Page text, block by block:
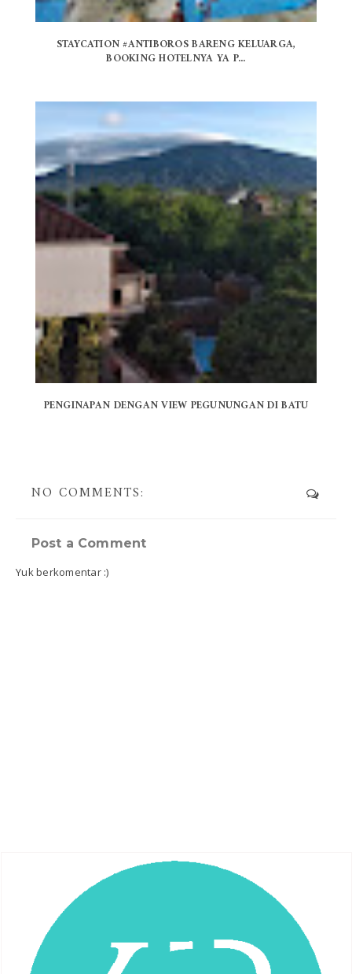
STAYCATION #ANTIBOROS BARENG KELUARGA,
BOOKING HOTELNYA YA P...
PENGINAPAN DENGAN VIEW PEGUNUNGAN DI BATU
NO COMMENTS:
Post a Comment
Yuk berkomentar :)